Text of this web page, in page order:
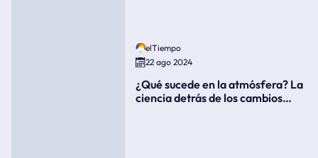
elTiempo
22 ago 2024
¿Qué sucede en la atmósfera? La
ciencia detrás de los cambios